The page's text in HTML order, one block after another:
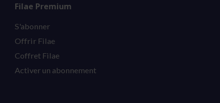
Filae Premium
S'abonner
Offrir Filae
Coffret Filae
Activer un abonnement